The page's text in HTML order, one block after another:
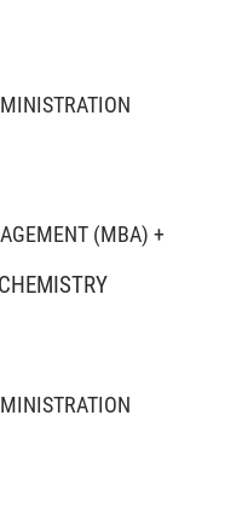
(MBA) +